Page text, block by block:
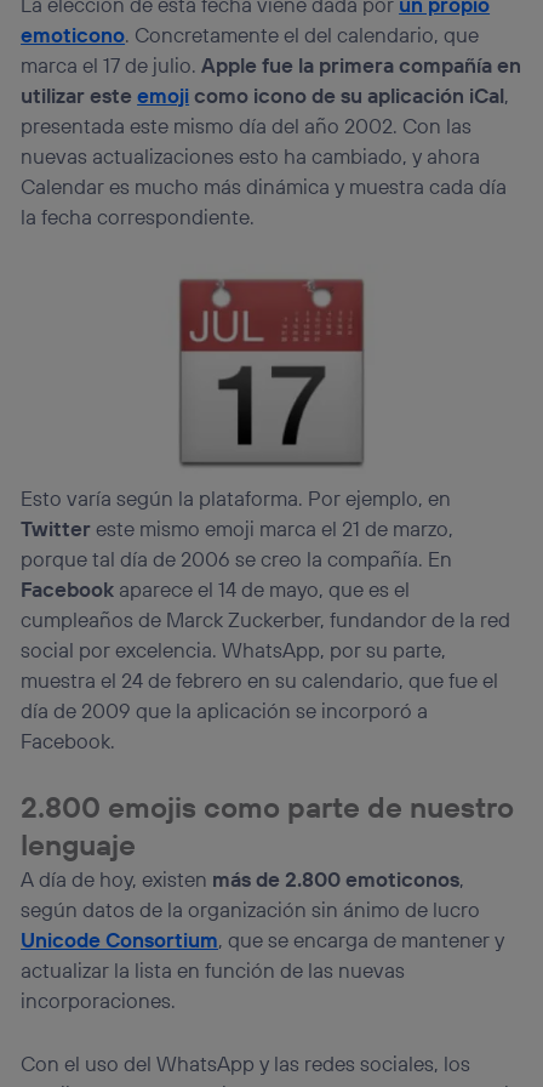
emoticono. Concretamente el del calendario, que
marca el 17 de julio.Apple fue la primera compañía en
utilizar esteemojicomo icono de su aplicación iCal,
presentada este mismo día del año 2002. Con las
nuevas actualizaciones esto ha cambiado, y ahora
Calendar es mucho más dinámica y muestra cada día
la fecha correspondiente.
Esto varía según la plataforma. Por ejemplo, en
Twittereste mismo emoji marca el 21 de marzo,
porque tal día de 2006 se creo la compañía. En
Facebook aparece el 14 de mayo, que es el
cumpleaños de Marck Zuckerber, fundandor de la red
social por excelencia. WhatsApp, por su parte,
muestra el 24 de febrero en su calendario, que fue el
día de 2009 que la aplicación se incorporó a
Facebook.
2.800 emojis como parte de nuestro
lenguaje
A día de hoy, existen más de 2.800 emoticonos,
según datos de la organización sin ánimo de lucro
Unicode Consortium, que se encarga de mantener y
actualizar la lista en función de las nuevas
incorporaciones.
Con el uso del WhatsApp y las redes sociales, los
Si utilizas una
conexión de banda ancha (p. ej., Wi-Fi),
el marketing o análisis se realizará en función de las
actividades de navegación de los miembros del hogar
que hayan dado su consentimiento.
Si utilizasdatos móviles, el marketing será más
personalizado, ya que se basará únicamente en la
navegación del usuario del móvil.
Puedes gestionar los consentimientos Utiq seleccionando
“Administrar Utiq” en la parte inferior de esta página web o
. Para más información, consulta
política de privacidad de Utiq.